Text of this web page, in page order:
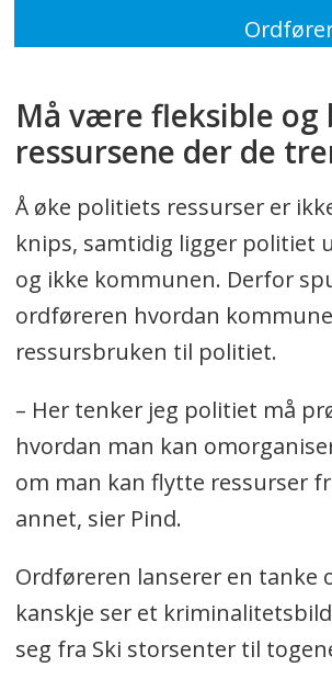
Må være fleksible og
ressursene der de
Å øke politiets ressurser er
knips, samtidig ligger politiet
og ikke kommunen. Derfor
ordføreren hvordan
ressursbruken til politiet.
– Her tenker jeg politiet må
hvordan man kan
om man kan flytte ressurser
annet, sier Pind.
Ordføreren lanserer en tanke
kanskje ser et
seg fra Ski storsenter til